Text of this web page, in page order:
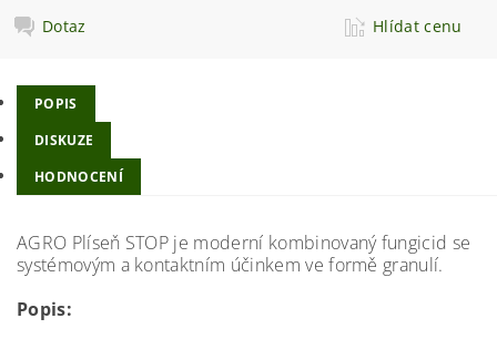
Dotaz
Hlídat cenu
POPIS
DISKUZE
HODNOCENÍ
AGRO Plíseň STOP je moderní kombinovaný fungicid se
systémovým a kontaktním účinkem ve formě granulí.
Popis: